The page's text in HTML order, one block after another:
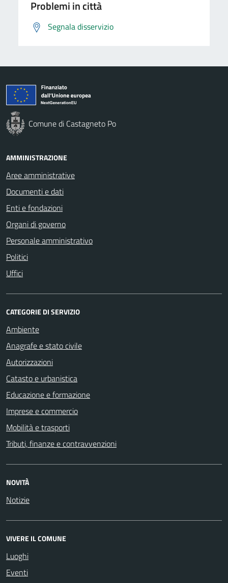
Problemi in città
Segnala disservizio
Comune di Castagneto Po
AMMINISTRAZIONE
Aree amministrative
Documenti e dati
Enti e fondazioni
Organi di governo
Personale amministrativo
Politici
Uffici
CATEGORIE DI SERVIZIO
Ambiente
Anagrafe e stato civile
Autorizzazioni
Catasto e urbanistica
Educazione e formazione
Imprese e commercio
Mobilità e trasporti
Tributi, finanze e contravvenzioni
NOVITÀ
Notizie
VIVERE IL COMUNE
Luoghi
Eventi